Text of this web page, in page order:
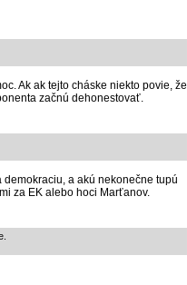
Ak ak tejto cháske niekto povie, že
začnú dehonestovať.
a akú nekonečne tupú
za EK alebo hoci Marťanov.